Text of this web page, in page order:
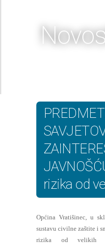
rizika od
Općina Vratišinec, u
sustavu civilne zaštite i
rizika od velikih